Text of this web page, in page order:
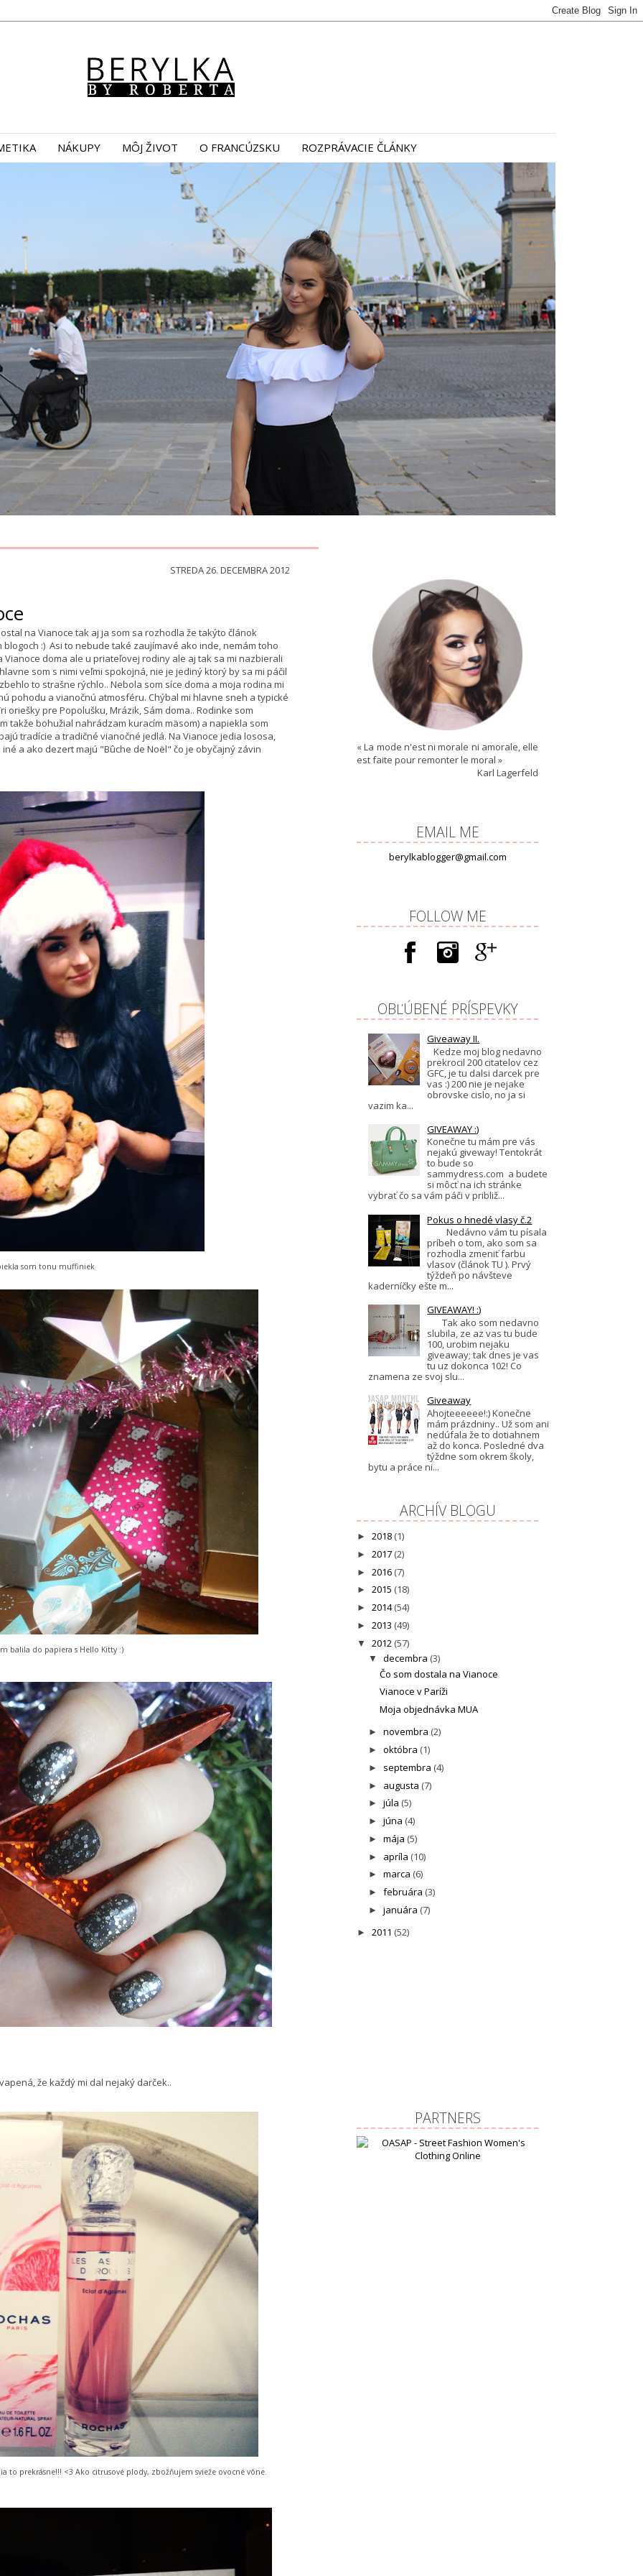
NÁKUPY MÔJ ŽIVOT O FRANCÚZSKU ROZPRÁVACIE ČLÁNKY
STREDA 26. DECEMBRA 2012
na Vianoce tak aj ja som sa rozhodla že takýto článok
:) Asi to nebude také zaujímavé ako inde, nemám toho
doma ale u priateľovej rodiny ale aj tak sa mi nazbierali
som s nimi veľmi spokojná, nie je jediný ktorý by sa mi páčil
to strašne rýchlo.. Nebola som síce doma a moja rodina mi
pohodu a vianočnú atmosféru. Chýbal mi hlavne sneh a typické
pre Popolušku, Mrázik, Sám doma.. Rodinke som
takže bohužial nahrádzam kuracím mäsom) a napiekla som
tradície a tradičné vianočné jedlá. Na Vianoce jedia lososa,
a ako dezert majú "Bûche de Noël" čo je obyčajný závin
som tonu muffiniek
balila do papiera s Hello Kitty :)
že každý mi dal nejaký darček..
to prekrásne!!! <3 Ako citrusové plody, zbožňujem svieže ovocné vône.
« La mode n'est ni morale ni amorale, elle
est faite pour remonter le moral »
Karl Lagerfeld
EMAIL ME
berylkablogger@gmail.com
FOLLOW ME
OBĽÚBENÉ PRÍSPEVKY
Giveaway II.
Kedze moj blog nedavno
prekrocil 200 citatelov cez
GFC, je tu dalsi darcek pre
vas :) 200 nie je nejake
obrovske cislo, no ja si
vazim ka...
GIVEAWAY :)
Konečne tu mám pre vás
nejakú giveway! Tentokrát
to bude so
sammydress.com a budete
si môcť na ich stránke
vybrať čo sa vám páči v približ...
Pokus o hnedé vlasy č.2
Nedávno vám tu písala
príbeh o tom, ako som sa
rozhodla zmeniť farbu
vlasov (článok TU ). Prvý
týždeň po návšteve
kaderníčky ešte m...
GIVEAWAY! :)
Tak ako som nedavno
slubila, ze az vas tu bude
100, urobim nejaku
giveaway; tak dnes je vas
tu uz dokonca 102! Co
znamena ze svoj slu...
Giveaway
Ahojteeeeee!:) Konečne
mám prázdniny.. Už som ani
nedúfala že to dotiahnem
až do konca. Posledné dva
týždne som okrem školy,
bytu a práce ni...
ARCHÍV BLOGU
► 2018 (1)
► 2017 (2)
► 2016 (7)
► 2015 (18)
► 2014(54)
► 2013 (49)
▼ 2012 (57)
▼ decembra (3)
Čo som dostala na Vianoce
Vianoce v Paríži
Moja objednávka MUA
► novembra (2)
► októbra (1)
► septembra (4)
► augusta (7)
► júla (5)
► júna (4)
► mája (5)
► apríla (10)
► marca (6)
► februára (3)
► januára (7)
► 2011 (52)
PARTNERS